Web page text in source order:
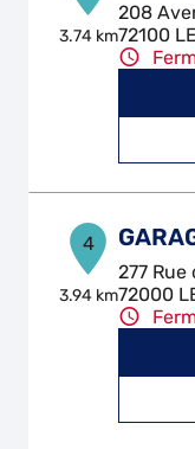
3.74 km
208
72100
4
3.94 km
277 Rue
72000